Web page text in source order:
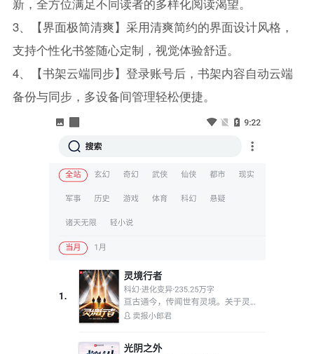
新，全方位满足不同读者的多样化阅读渴望。
3、【界面极简清爽】采用清爽简约的界面设计风格，
支持个性化书签随心定制，视觉体验舒适。
4、【书架云端同步】登录账号后，书架内容自动云端
备份与同步，多设备间管理轻松便捷。